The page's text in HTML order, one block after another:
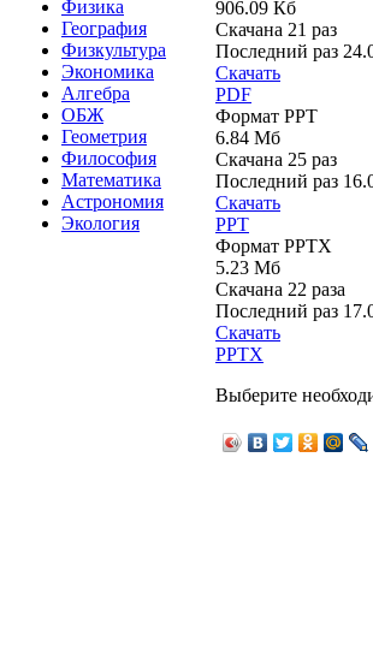
Физика
География
Физкультура
Экономика
Алгебра
ОБЖ
Геометрия
Философия
Математика
Астрономия
Экология
906.09 Кб
Скачана 21 раз
Последний раз
Скачать
PDF
Формат PPT
6.84 Мб
Скачана 25 раз
Последний раз
Скачать
PPT
Формат PPTX
5.23 Мб
Скачана 22 раза
Последний раз
Скачать
PPTX
Выберите